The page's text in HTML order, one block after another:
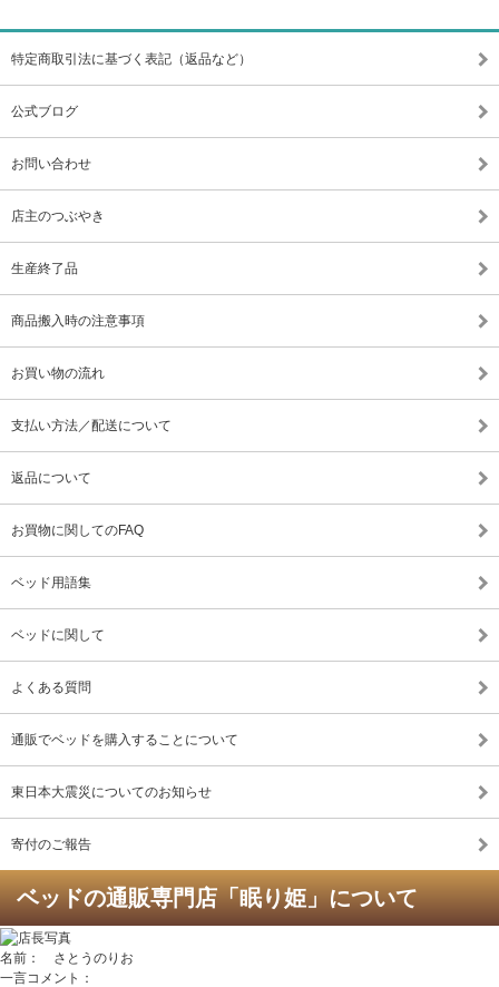
特定商取引法に基づく表記（返品など）
公式ブログ
お問い合わせ
店主のつぶやき
生産終了品
商品搬入時の注意事項
お買い物の流れ
支払い方法／配送について
返品について
お買物に関してのFAQ
ベッド用語集
ベッドに関して
よくある質問
通販でベッドを購入することについて
東日本大震災についてのお知らせ
寄付のご報告
ベッドの通販専門店「眠り姫」について
名前： さとうのりお
一言コメント：